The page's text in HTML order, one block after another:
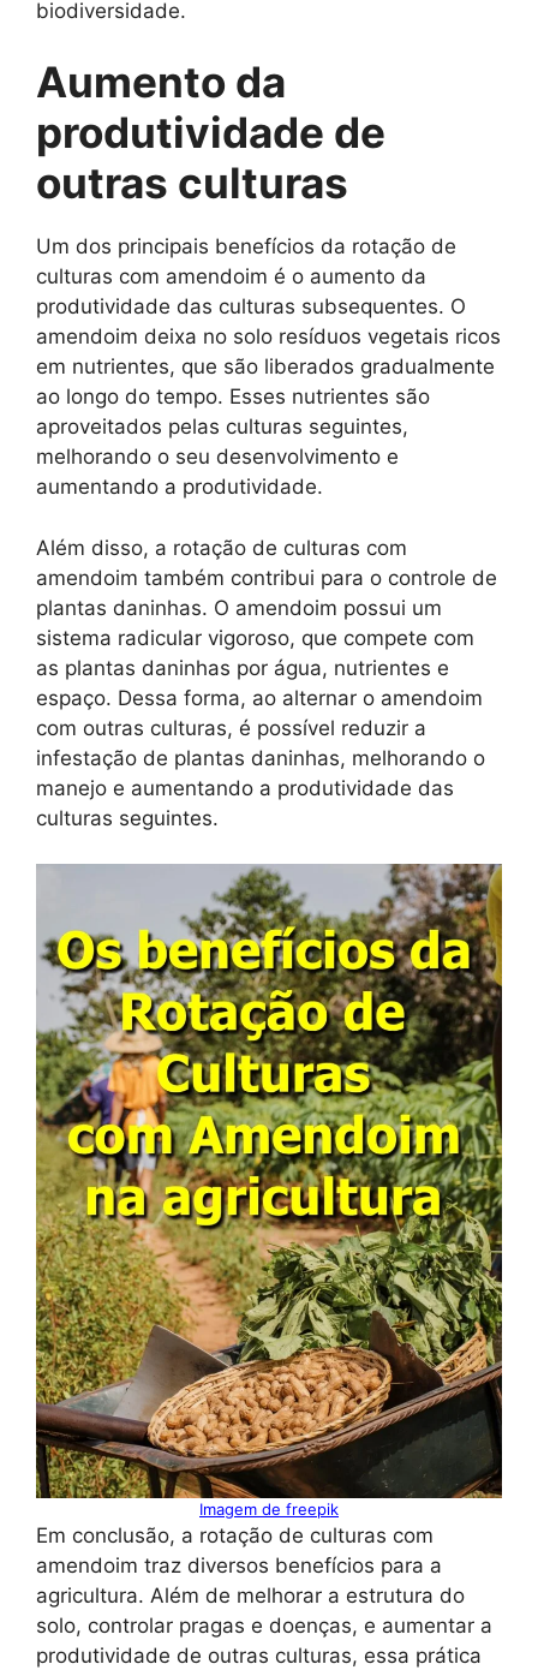
biodiversidade.
Aumento da
produtividade de
outras culturas
Um dos principais benefícios da rotação de
culturas com amendoim é o aumento da
produtividade das culturas subsequentes. O
amendoim deixa no solo resíduos vegetais ricos
em nutrientes, que são liberados gradualmente
ao longo do tempo. Esses nutrientes são
aproveitados pelas culturas seguintes,
melhorando o seu desenvolvimento e
aumentando a produtividade.
Além disso, a rotação de culturas com
amendoim também contribui para o controle de
plantas daninhas. O amendoim possui um
sistema radicular vigoroso, que compete com
as plantas daninhas por água, nutrientes e
espaço. Dessa forma, ao alternar o amendoim
com outras culturas, é possível reduzir a
infestação de plantas daninhas, melhorando o
manejo e aumentando a produtividade das
culturas seguintes.
Imagem de freepik
Em conclusão, a rotação de culturas com
amendoim traz diversos benefícios para a
agricultura. Além de melhorar a estrutura do
solo, controlar pragas e doenças, e aumentar a
produtividade de outras culturas, essa prática